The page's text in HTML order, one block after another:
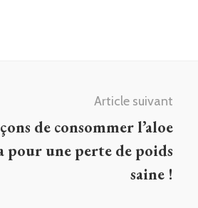
Article suivant
de consommer l’aloe
pour une perte de poids
saine !